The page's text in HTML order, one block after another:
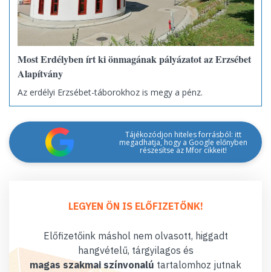
Most Erdélyben írt ki önmagának pályázatot az Erzsébet
Alapítvány
Az erdélyi Erzsébet-táborokhoz is megy a pénz.
Tájékozódjon hiteles forrásból: itt
megadhatja, hogy a Google előnyben
részesítse az Mfor cikkeit!
LEGYEN ÖN IS ELŐFIZETŐNK!
Előfizetőink máshol nem olvasott, higgadt
hangvételű, tárgyilagos és
magas szakmai színvonalú tartalomhoz jutnak